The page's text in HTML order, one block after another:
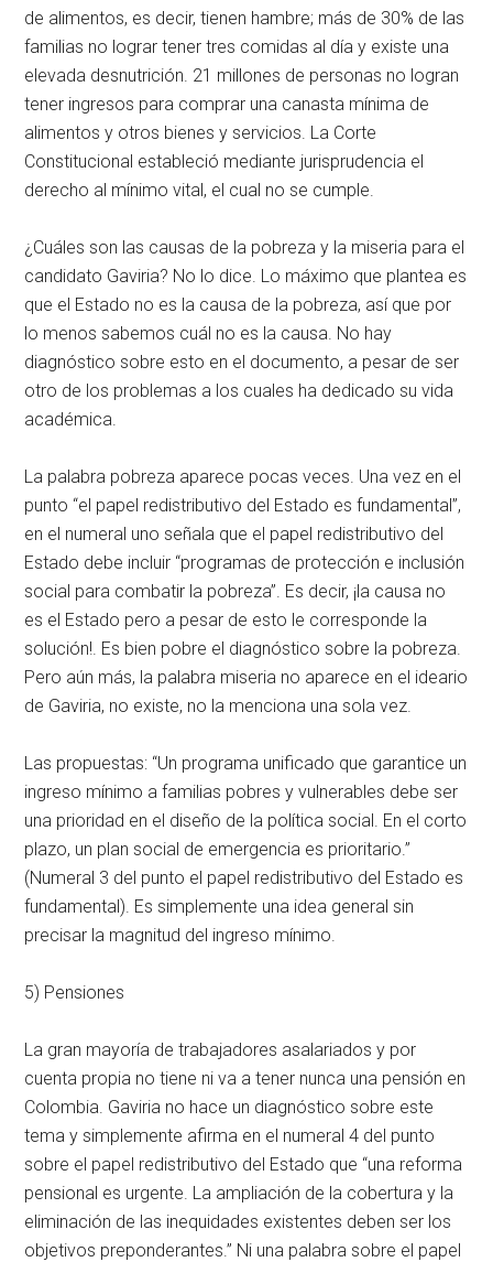
de alimentos, es decir, tienen hambre; más de 30% de las
familias no lograr tener tres comidas al día y existe una
elevada desnutrición. 21 millones de personas no logran
tener ingresos para comprar una canasta mínima de
alimentos y otros bienes y servicios. La Corte
Constitucional estableció mediante jurisprudencia el
derecho al mínimo vital, el cual no se cumple.
¿Cuáles son las causas de la pobreza y la miseria para el
candidato Gaviria? No lo dice. Lo máximo que plantea es
que el Estado no es la causa de la pobreza, así que por
lo menos sabemos cuál no es la causa. No hay
diagnóstico sobre esto en el documento, a pesar de ser
otro de los problemas a los cuales ha dedicado su vida
académica.
La palabra pobreza aparece pocas veces. Una vez en el
punto “el papel redistributivo del Estado es fundamental”,
en el numeral uno señala que el papel redistributivo del
Estado debe incluir “programas de protección e inclusión
social para combatir la pobreza”. Es decir, ¡la causa no
es el Estado pero a pesar de esto le corresponde la
solución!. Es bien pobre el diagnóstico sobre la pobreza.
Pero aún más, la palabra miseria no aparece en el ideario
de Gaviria, no existe, no la menciona una sola vez.
Las propuestas: “Un programa unificado que garantice un
ingreso mínimo a familias pobres y vulnerables debe ser
una prioridad en el diseño de la política social. En el corto
plazo, un plan social de emergencia es prioritario.”
(Numeral 3 del punto el papel redistributivo del Estado es
fundamental). Es simplemente una idea general sin
precisar la magnitud del ingreso mínimo.
5) Pensiones
La gran mayoría de trabajadores asalariados y por
cuenta propia no tiene ni va a tener nunca una pensión en
Colombia. Gaviria no hace un diagnóstico sobre este
tema y simplemente afirma en el numeral 4 del punto
sobre el papel redistributivo del Estado que “una reforma
pensional es urgente. La ampliación de la cobertura y la
eliminación de las inequidades existentes deben ser los
objetivos preponderantes.” Ni una palabra sobre el papel